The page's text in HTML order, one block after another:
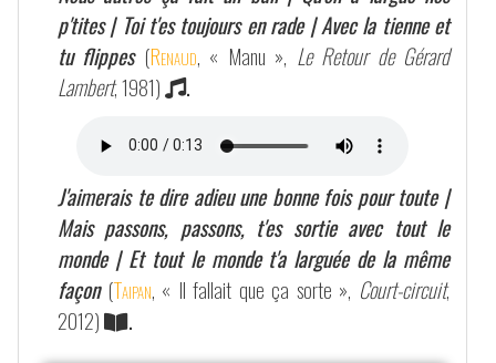
p'tites | Toi t'es toujours en rade | Avec la tienne et
tu flippes (Renaud, « Manu », Le Retour de Gérard
Lambert, 1981) .
J'aimerais te dire adieu une bonne fois pour toute |
Mais passons, passons, t'es sortie avec tout le
monde | Et tout le monde t'a larguée de la même
façon (Taipan, « Il fallait que ça sorte », Court-circuit,
2012)
.